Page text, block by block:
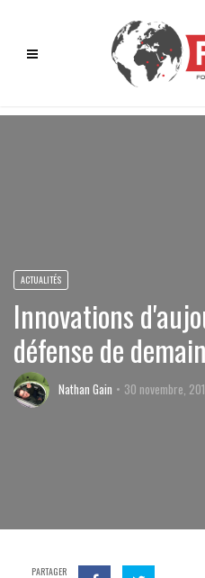
ACTUALITÉS
Innovations
défense de demain
Nathan Gain 30 novembre,
PARTAGER